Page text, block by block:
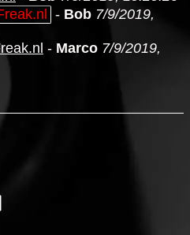
- Bob 7/9/2019,
- Marco 7/9/2019,